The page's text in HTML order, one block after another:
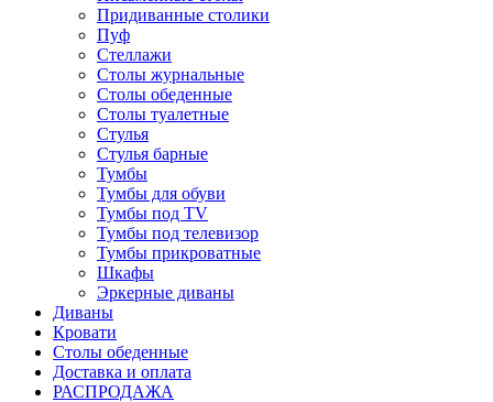
Придиванные столики
Пуф
Стеллажи
Столы журнальные
Столы обеденные
Столы туалетные
Стулья
Стулья барные
Тумбы
Тумбы для обуви
Тумбы под TV
Тумбы под телевизор
Тумбы прикроватные
Шкафы
Эркерные диваны
Диваны
Кровати
Столы обеденные
Доставка и оплата
РАСПРОДАЖА